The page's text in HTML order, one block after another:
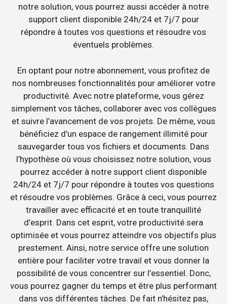
notre solution, vous pourrez aussi accéder à notre
support client disponible 24h/24 et 7j/7 pour
répondre à toutes vos questions et résoudre vos
éventuels problèmes.
En optant pour notre abonnement, vous profitez de
nos nombreuses fonctionnalités pour améliorer votre
productivité. Avec notre plateforme, vous gérez
simplement vos tâches, collaborer avec vos collègues
et suivre l’avancement de vos projets. De même, vous
bénéficiez d’un espace de rangement illimité pour
sauvegarder tous vos fichiers et documents. Dans
l’hypothèse où vous choisissez notre solution, vous
pourrez accéder à notre support client disponible
24h/24 et 7j/7 pour répondre à toutes vos questions
et résoudre vos problèmes. Grâce à ceci, vous pourrez
travailler avec efficacité et en toute tranquillité
d’esprit. Dans cet esprit, votre productivité sera
optimisée et vous pourrez atteindre vos objectifs plus
prestement. Ainsi, notre service offre une solution
entière pour faciliter votre travail et vous donner la
possibilité de vous concentrer sur l’essentiel. Donc,
vous pourrez gagner du temps et être plus performant
dans vos différentes tâches. De fait n’hésitez pas,